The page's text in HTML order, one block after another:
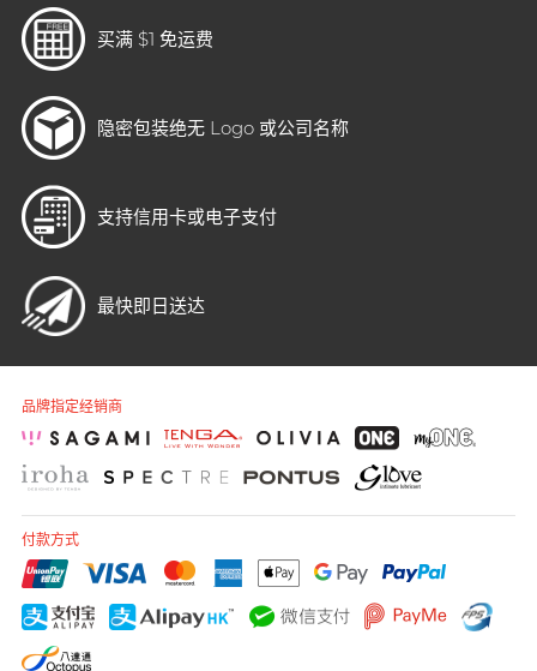
买满 $1 免运费
隐密包装绝无 Logo 或公司名称
支持信用卡或电子支付
最快即日送达
品牌指定经销商
付款方式